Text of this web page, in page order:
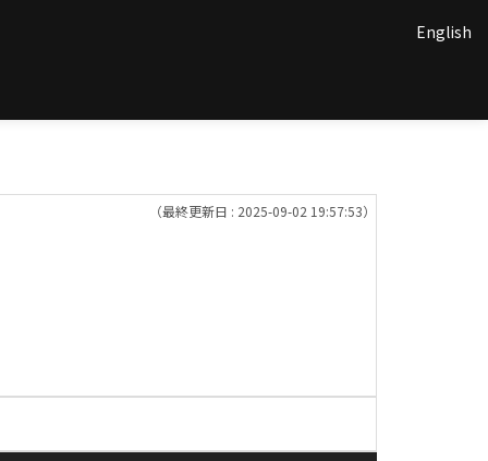
English
（最終更新日 : 2025-09-02 19:57:53）